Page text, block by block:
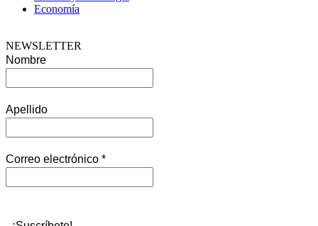
Economía
NEWSLETTER
Nombre
Apellido
Correo electrónico *